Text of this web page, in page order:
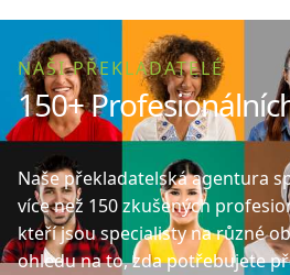
NAŠI PŘEKLADATELÉ
150+
Naše překladatelská agentura
více než 150 zkušených
kteří jsou specialisty na různé
ohledu na to, zda potřebujete